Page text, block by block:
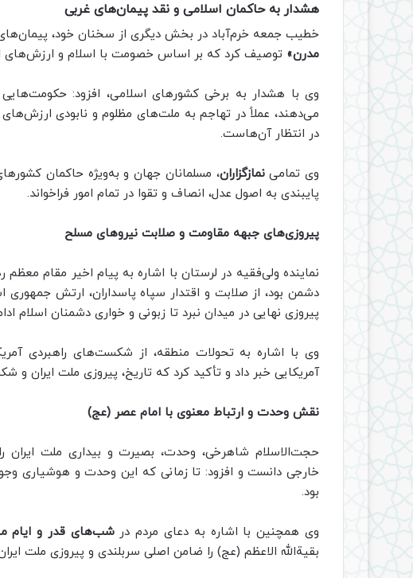
هشدار به حاکمان اسلامی و نقد پیمان‌های غربی
خطیب جمعه خرم‌آباد در بخش دیگری از سخنان خود، پیمان‌های
مدرن» توصیف کرد که بر اساس خصومت با اسلام و ارزش‌های
وی با هشدار به برخی کشورهای اسلامی، افزود:
می‌دهند، عملاً در تهاجم به ملت‌های مظلوم و نابودی
در انتظار آن‌هاست.
وی تمامینمازگزاران، مسلمانان جهان و به‌ویژه حاکمان
پایبندی به اصول عدل، انصاف و تقوا در تمام امور فراخواند.
پیروزی‌های جبهه مقاومت و صلابت نیروهای مسلح
نماینده ولی‌فقیه در لرستان با اشاره به پیام اخیر مقام
دشمن بود، از صلابت و اقتدار سپاه پاسداران، ارتش
پیروزی نهایی در میدان نبرد تا زبونی و خواری دشمنان اسلام
وی با اشاره به تحولات منطقه، از شکست‌های راهبردی
آمریکایی خبر داد و تأکید کرد که تاریخ، پیروزی ملت ایران
نقش وحدت و ارتباط معنوی با امام عصر (عج)
حجت‌الاسلام شاهرخی، وحدت، بصیرت و بیداری ملت ایران
خارجی دانست و افزود: تا زمانی که این وحدت و هوشیاری
بود.
وی همچنین با اشاره به دعای مردم درشب‌های قدر و ایام
بقیة‌الله الاعظم (عج) را ضامن اصلی سربلندی و پیروزی ملت